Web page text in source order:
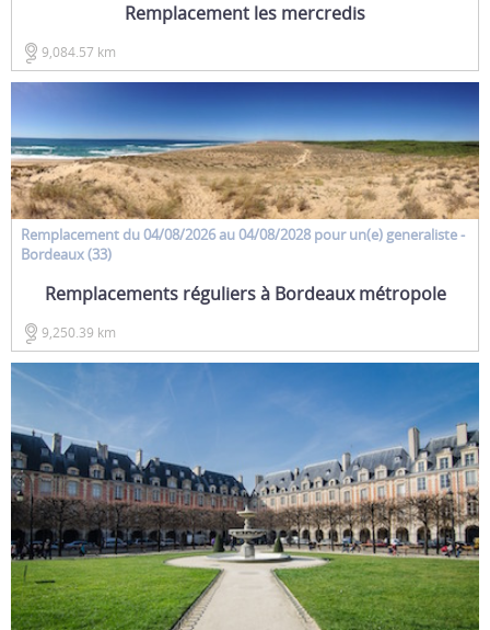
Remplacement les mercredis
9,084.57 km
Remplacement du 04/08/2026 au 04/08/2028 pour un(e) generaliste-
Bordeaux (33)
Remplacements réguliers à Bordeaux métropole
9,250.39 km